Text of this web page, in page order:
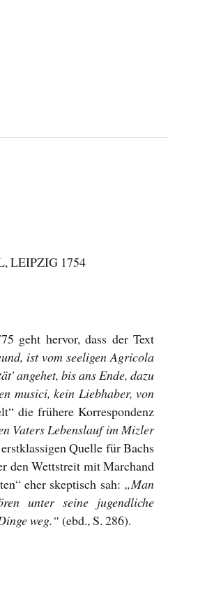
LEIPZIG 1754
geht hervor, dass der Text
ist vom seeligen Agricola
angehet, bis ans Ende, dazu
musici, kein Liebhaber, von
die frühere Korrespondenz
Vaters Lebenslauf im Mizler
Quelle für Bachs
den Wettstreit mit Marchand
eher skeptisch sah: „Man
unter seine jugendliche
weg.“ (ebd., S. 286).